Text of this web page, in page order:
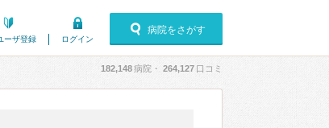
ーザ登録 ログイン
病院をさがす
182,148病院・ 264,127 口コミ